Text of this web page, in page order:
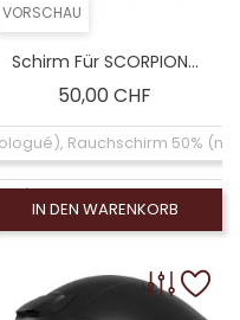
VORSCHAU
Schirm Für SCORPION...
50,00 CHF
Rauchschirm 50%
Blauer
Leinwand Rauch 100%
IN DEN WARENKORB